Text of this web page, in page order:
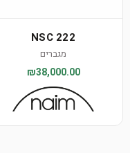
NSC 222
מגברים
₪38,000.00